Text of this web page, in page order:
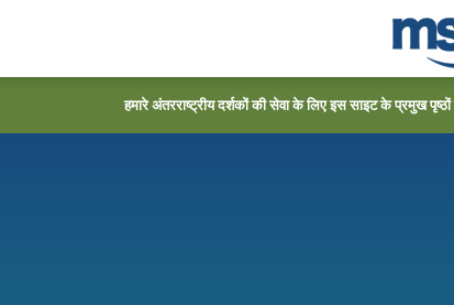
हमारे अंतरराष्ट्रीय दर्शकों की सेवा के लिए इस साइट के प्रमुख